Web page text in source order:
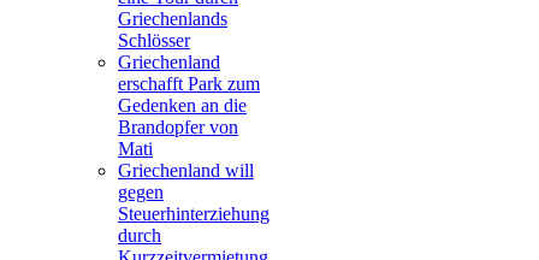
Griechenlands
Schlösser
Griechenland
erschafft Park zum
Gedenken an die
Brandopfer von
Mati
Griechenland will
gegen
Steuerhinterziehung
durch